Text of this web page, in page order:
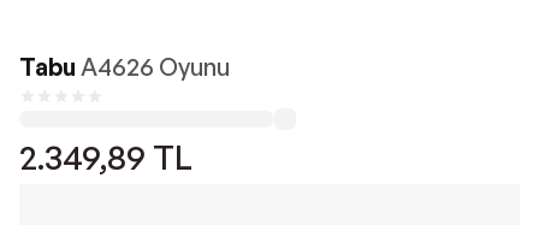
Tabu A4626 Oyunu
2.349,89 TL